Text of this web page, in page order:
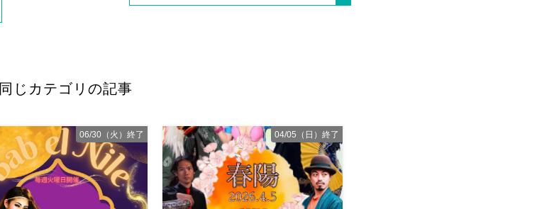
同じカテゴリの記事
06/30（火）終了 04/05（日）終了